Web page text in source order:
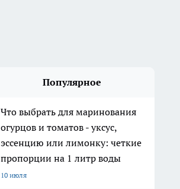
Популярное
Что выбрать для маринования
огурцов и томатов - уксус,
эссенцию или лимонку: четкие
пропорции на 1 литр воды
10 июля